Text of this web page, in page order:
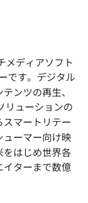
メディアソフト
です。デジタル
ンツの再生、
リューションの
マートリテー
ーマー向け映
はじめ世界各
ターまで数億